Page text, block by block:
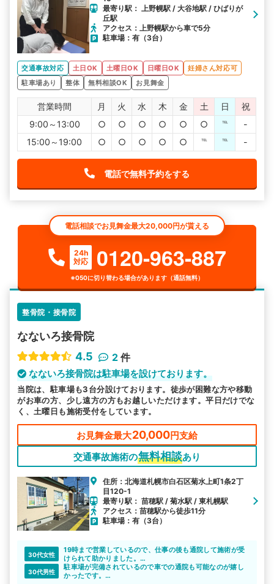
最寄り駅： 上野幌駅 / 大谷地駅 / ひばりが
丘駅
アクセス：上野幌駅から車で5分
駐車場：有（3台）
交通事故対応 土日OK 土曜日OK 日曜日OK
妊婦さん対応可
駐車場あり
整体 無料相談OK お見舞金
営業時間 月 火 水 木 金 土 日
祝
9:00～13:00
○ ○ ○ ○ ○ ○ ℡
-
15:00～19:00
○ ○ ○ ○ ○ ℡ ℡ -
電話で無料予約をする
電話相談でお見舞金最大20,000円が貰える
24h
対応
0120-963-887
※050に切り替わる場合があります（通話無料）
整骨院・接骨院
なないろ接骨院
4.5
2 件
なないろ接骨院は駐車場を設けております。
当院は、駐車場も3台分設けております。徒歩が困難な方や移動
がお車の方、少し遠方の方もお越しいただけます。平日だけでな
く、土曜日も施術受付をしています。
お見舞金最大20,000円支給
交通事故施術の無料相談あり
住所：北海道札幌市白石区菊水上町1条2丁
目120-1
最寄り駅： 苗穂駅 / 菊水駅 / 東札幌駅
アクセス：苗穂駅から徒歩11分
駐車場：有（3台）
30代女性
19時まで営業しているので、仕事の後も通院して施術が受
けられて助かりました。
継続的な通院も問題ないと思えます。
30代男性
駐車場が完備されているので車での通院も可能なのが嬉し
かったです。